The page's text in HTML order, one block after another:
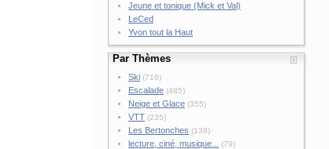
Jeune et tonique (Mick et Val)
LeCed
Yvon tout la Haut
Par Thèmes
Ski (716)
Escalade (485)
Neige et Glace (355)
VTT (235)
Les Bertonches (138)
lecture, ciné, musique... (79)